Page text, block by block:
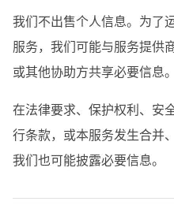
我们不出售个人信息。为了
服务，我们可能与服务提供
或其他协助方共享必要信息。
在法律要求、保护权利、安
行条款，或本服务发生合并
我们也可能披露必要信息。